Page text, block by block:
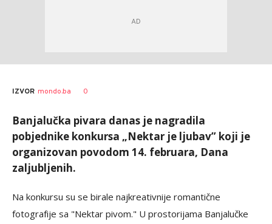
IZVOR mondo.ba 0
Banjalučka pivara danas je nagradila
pobjednike konkursa „Nektar je ljubav” koji je
organizovan povodom 14. februara, Dana
zaljubljenih.
Na konkursu su se birale najkreativnije romantične
fotografije sa "Nektar pivom." U prostorijama Banjalučke